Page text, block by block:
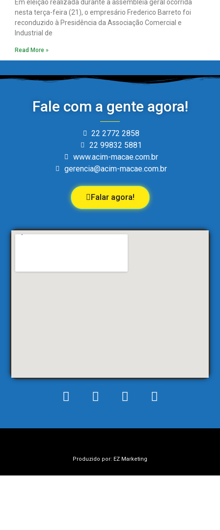
Em eleição realizada durante a assembleia geral ocorrida
nesta terça-feira (21), o empresário Frederico Barreto foi
reconduzido à Presidência da Associação Comercial e
Industrial de
Read More »
Fale com a gente agora!
22 2772 2858
22 99832 5881
www.acim-macae.com.br
gerencia@acim-macae.com.br
Falar agora!
Produzido por: EZ Marketing